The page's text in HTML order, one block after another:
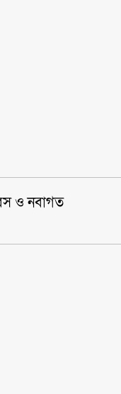
ও নবাগত